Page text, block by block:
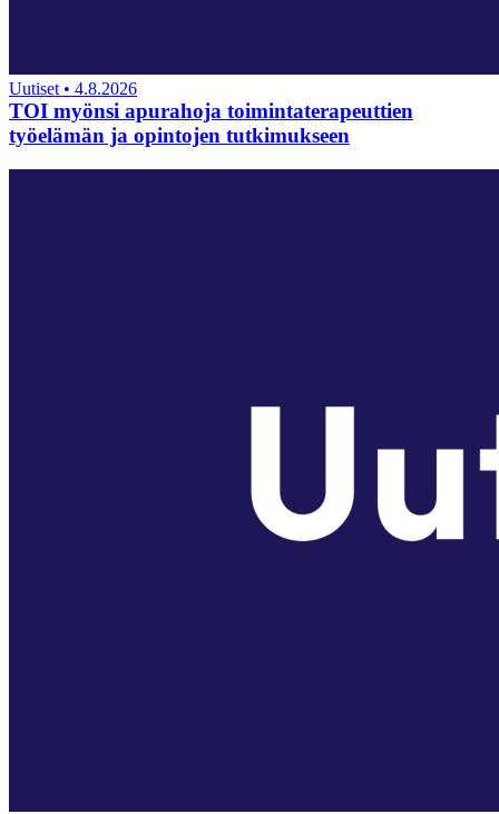
Uutiset • 4.8.2026
TOI myönsi apurahoja toimintaterapeuttien
työelämän ja opintojen tutkimukseen